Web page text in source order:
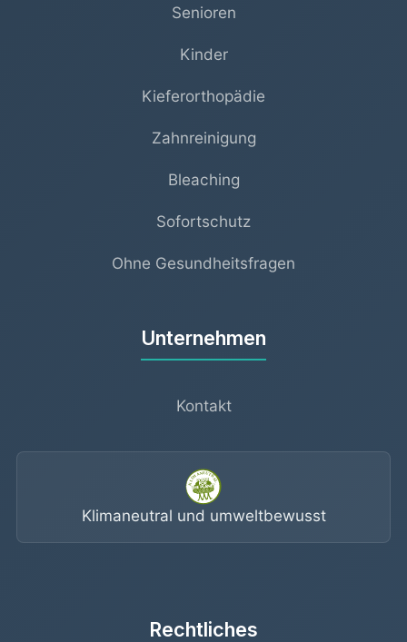
Senioren
Kinder
Kieferorthopädie
Zahnreinigung
Bleaching
Sofortschutz
Ohne Gesundheitsfragen
Unternehmen
Kontakt
Klimaneutral und umweltbewusst
Rechtliches